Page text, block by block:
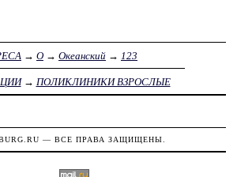
→ О → Океанский → 123
→ ПОЛИКЛИНИКИ ВЗРОСЛЫЕ
— ВСЕ ПРАВА ЗАЩИЩЕНЫ.